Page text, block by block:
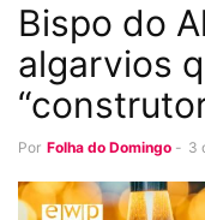
Bispo do
algarvios
Por Folha do Domingo - 3